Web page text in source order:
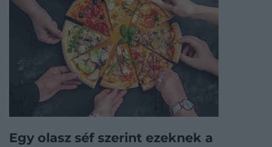
Egy olasz séf szerint ezeknek a